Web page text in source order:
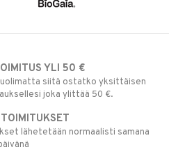
YLI 50 €
siitä ostatko yksittäisen
joka ylittää 50 €.
lähetetään normaalisti samana